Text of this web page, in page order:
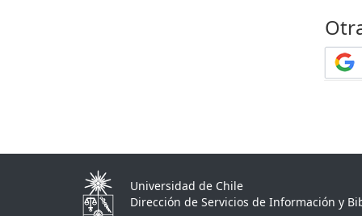
Universidad de Chile
Dirección de Servicios de Información y